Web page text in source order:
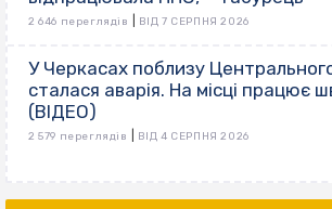
2 646 переглядів ВІД 7 СЕРПНЯ 2026
У Черкасах поблизу
сталася аварія. На місці працює
(ВІДЕО)
2 579 переглядів ВІД 4 СЕРПНЯ 2026